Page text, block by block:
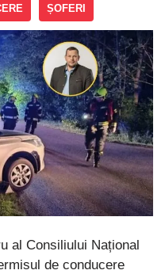
ȘOFERI
al Consiliului Național
de conducere